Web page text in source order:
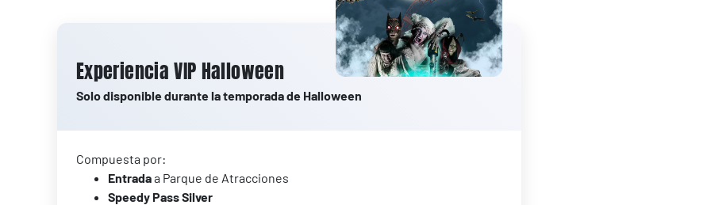
Experiencia VIP Halloween
Solo disponible durante la temporada de Halloween
Compuesta por:
Entradaa Parque de Atracciones
Speedy Pass Silver